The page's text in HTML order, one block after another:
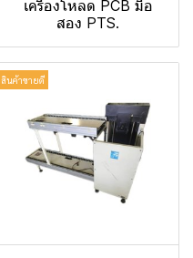
เครื่องโหลด PCB มือ
สอง PTS.
สินค้าขายดี